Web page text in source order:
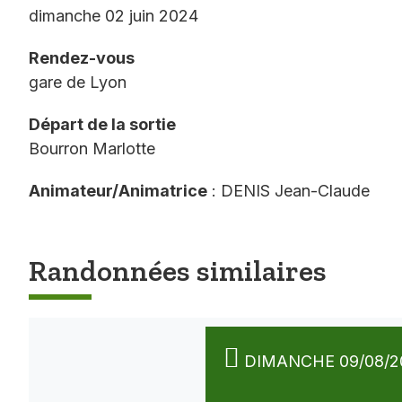
dimanche 02 juin 2024
Rendez-vous
gare de Lyon
Départ de la sortie
Bourron Marlotte
Animateur/Animatrice : DENIS Jean-Claude
Randonnées similaires
DIMANCHE 09/08/